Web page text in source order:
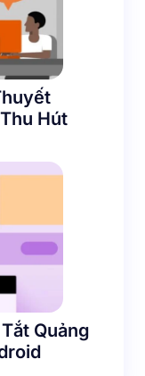
Hút
Quảng